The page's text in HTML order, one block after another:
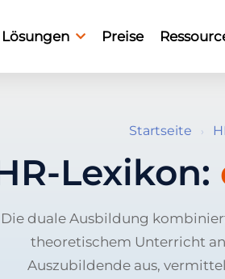
Preise
Startseite ›
Lexikon:
Die duale Ausbildung
theoretischem Unterricht
Auszubildende aus,